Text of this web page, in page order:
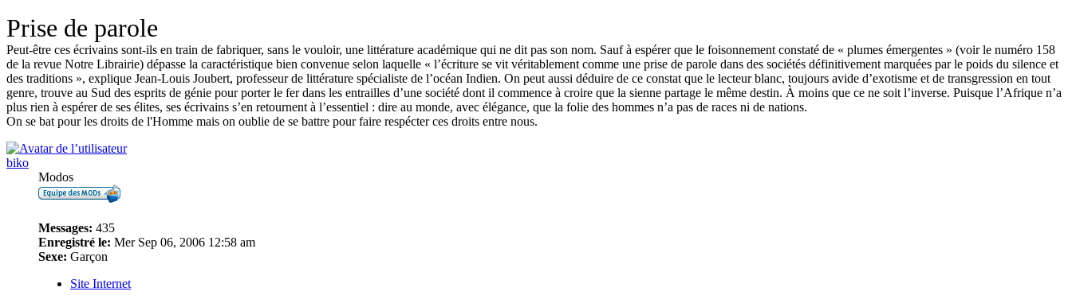
Prise de parole
Peut-être ces écrivains sont-ils en train de fabriquer, sans le vouloir, une littérature académique qui ne dit pas son nom. Sauf à espérer que le foisonnement constaté de « plumes émergentes » (voir le numéro 158
de la revue Notre Librairie) dépasse la caractéristique bien convenue selon laquelle « l’écriture se vit véritablement comme une prise de parole dans des sociétés définitivement marquées par le poids du silence et
des traditions », explique Jean-Louis Joubert, professeur de littérature spécialiste de l’océan Indien. On peut aussi déduire de ce constat que le lecteur blanc, toujours avide d’exotisme et de transgression en tout
genre, trouve au Sud des esprits de génie pour porter le fer dans les entrailles d’une société dont il commence à croire que la sienne partage le même destin. À moins que ce ne soit l’inverse. Puisque l’Afrique n’a
plus rien à espérer de ses élites, ses écrivains s’en retournent à l’essentiel : dire au monde, avec élégance, que la folie des hommes n’a pas de races ni de nations.
On se bat pour les droits de l'Homme mais on oublie de se battre pour faire respécter ces droits entre nous.
biko
Modos
Messages: 435
Enregistré le: Mer Sep 06, 2006 12:58 am
Sexe: Garçon
Site Internet